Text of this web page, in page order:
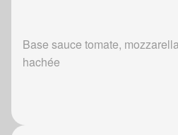
Base sauce tomate,
hachée